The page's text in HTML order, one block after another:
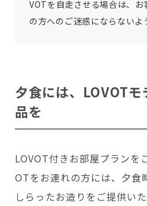
VOTを自走させる場合は、お
の方へのご迷惑にならないよ
夕食には、LOVOT
品を
LOVOT付きお部屋プランを
OTをお連れの方には、夕食
しらったお造りをご提供いた